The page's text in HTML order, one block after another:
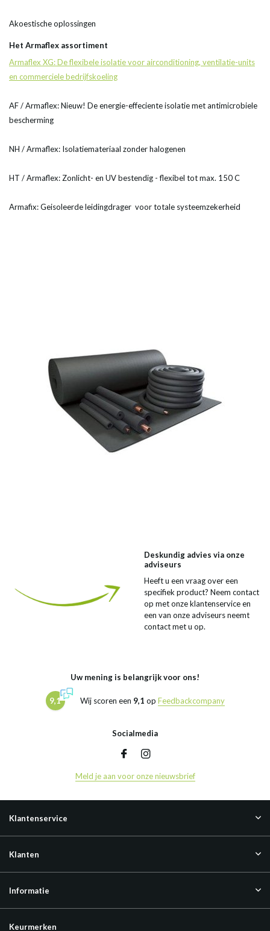
Akoestische oplossingen
Het Armaflex assortiment
Armaflex XG: De flexibele isolatie voor airconditioning, ventilatie-units
en commerciele bedrijfskoeling
AF / Armaflex: Nieuw! De energie-effeciente isolatie met antimicrobiele
bescherming
NH / Armaflex: Isolatiemateriaal zonder halogenen
HT / Armaflex: Zonlicht- en UV bestendig - flexibel tot max. 150 C
Armafix: Geisoleerde leidingdrager voor totale systeemzekerheid
Deskundig advies via onze
adviseurs
Heeft u een vraag over een
specifiek product? Neem contact
op met onze klantenservice en
een van onze adviseurs neemt
contact met u op.
Uw mening is belangrijk voor ons!
9,1 Wij scoren een 9,1 op Feedbackcompany
Socialmedia
Meld je aan voor onze nieuwsbrief
Klantenservice
Klanten
Informatie
Keurmerken